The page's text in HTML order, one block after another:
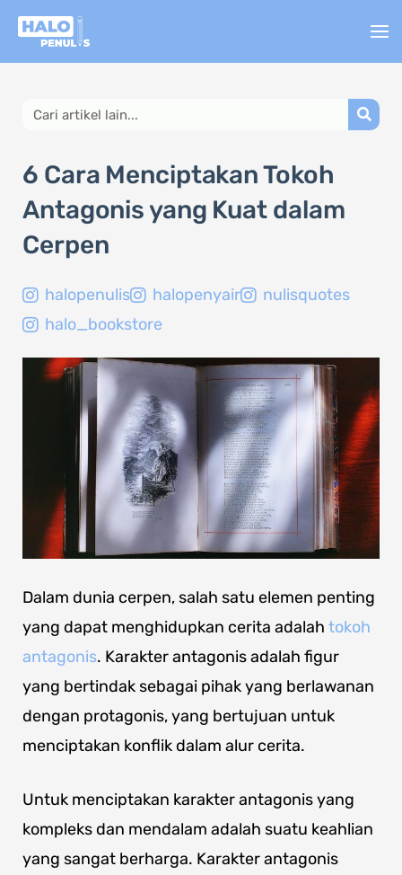
Lewati
Search
6 Cara Menciptakan Tokoh
Antagonis yang Kuat dalam
Cerpen
halopenulis halopenyair
nulisquotes
halo_bookstore
Dalam dunia cerpen, salah satu elemen penting
yang dapat menghidupkan cerita adalah tokoh
antagonis. Karakter antagonis adalah figur
yang bertindak sebagai pihak yang berlawanan
dengan protagonis, yang bertujuan untuk
menciptakan konflik dalam alur cerita.
Untuk menciptakan karakter antagonis yang
kompleks dan mendalam adalah suatu keahlian
yang sangat berharga. Karakter antagonis